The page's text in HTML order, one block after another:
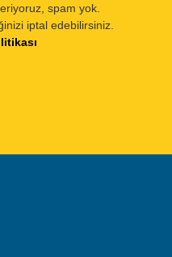
spam yok.
iptal edebilirsiniz.